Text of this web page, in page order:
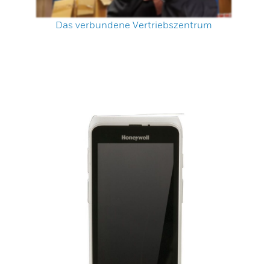
Das verbundene Vertriebszentrum